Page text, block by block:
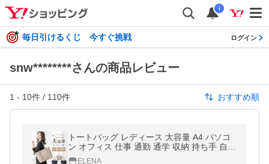
i
毎日引けるくじ 今すぐ挑戦 ログイン
snw********さんの商品レビュー
1 - 10件 / 110件 おすすめ順
トートバッグ レディース 大容量 A4 パソコ
ン オフィス 仕事 通勤 通学 収納 持ち手 自立
軽い 軽量 パスケース付 旅行 バッグ 鞄 かば
ELENA